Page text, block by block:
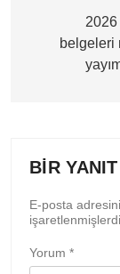
gezinmesi
belgeleri
BIR
E-posta
Yorum *